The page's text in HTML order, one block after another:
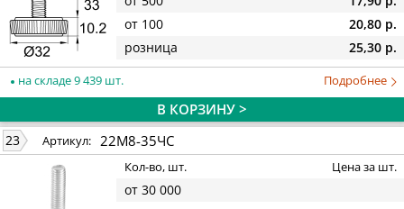
от 100
20,80 р.
розница
25,30 р.
на складе 9 439 шт. Подробнее
В КОРЗИНУ >
23 Артикул: 22М8-35ЧС
Кол-во, шт. Цена за шт.
от 30 000